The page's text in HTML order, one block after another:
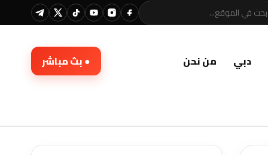
دبي من نحن ● بث مباشر